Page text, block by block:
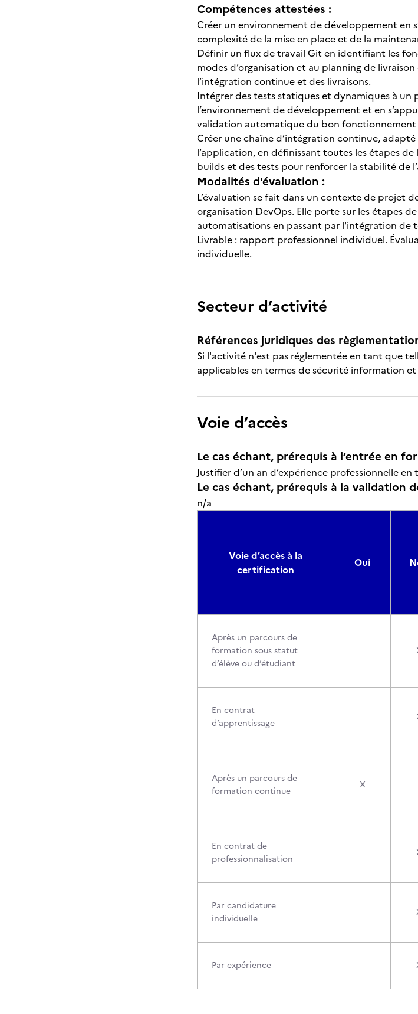
Compétences attestées :
Créer un environnement de développement en
complexité de la mise en place et de la
Définir un flux de travail Git en identifiant les
modes d’organisation et au planning de
l’intégration continue et des livraisons.
Intégrer des tests statiques et dynamiques à
l’environnement de développement et en
validation automatique du bon fonctionnement
Créer une chaîne d’intégration continue,
l’application, en définissant toutes les étapes
builds et des tests pour renforcer la stabilité de
Modalités d'évaluation :
L’évaluation se fait dans un contexte de projet
organisation DevOps. Elle porte sur les étapes
automatisations en passant par l'intégration de
Livrable : rapport professionnel individuel.
individuelle.
Secteur d’activité
Références juridiques des
Si l'activité n'est pas réglementée en tant que
applicables en termes de sécurité information
Voie d’accès
Le cas échant, prérequis à l’entrée en
Justifier d’un an d’expérience professionnelle
Le cas échant, prérequis à la validation
n/a
Voie d’accès à la
certification
Oui
Après un parcours de
formation sous statut
d’élève ou d’étudiant
En contrat
d’apprentissage
Après un parcours de
formation continue
X
En contrat de
professionnalisation
Par candidature
individuelle
Par expérience